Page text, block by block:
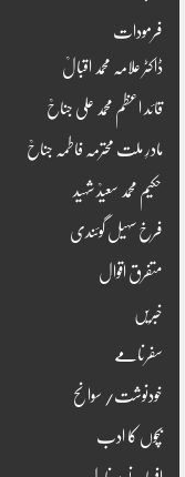
فرمودات
ڈاکٹر علامہ محمد اقبالؒ
قائد اعظم محمد علی جناحؒ
مادرِ ملت محترمہ فاطمہ جناحؒ
حکیم محمد سعیدؒ شہید
فرخ سہیل گوئندی
متفرق اقوال
خبریں
سفرنامے
خودنوشت/ سوانح
بچوں کا ادب